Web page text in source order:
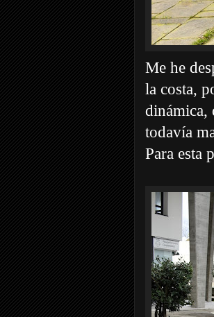
Me he
la costa,
dinámica,
todavía
Para esta